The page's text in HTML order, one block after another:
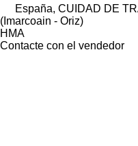
España, CUIDAD DE
(Imarcoain - Oriz)
HMA
Contacte con el vendedor